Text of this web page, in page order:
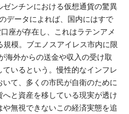
ンチンにおける仮想通貨の驚異
データによれば、国内にはすで
座が存在し、これはラテンアメ
規模。ブエノスアイレス市内に限
海外からの送金や収入の受け取
いるという。慢性的なインフレ
て、多くの市民が自衛のために
と資産を移している現実が透け
無視できないこの経済実態を追